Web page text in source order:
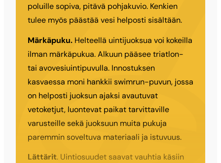
poluille sopiva, pitävä pohjakuvio. Kenkien
tulee myös päästää vesi helposti sisältään.
Märkäpuku. Helteellä uintijuoksua voi kokeilla
ilman märkäpukua. Alkuun pääsee triatlon-
tai avovesiuintipuvulla. Innostuksen
kasvaessa moni hankkii swimrun-puvun, jossa
on helposti juoksun ajaksi avautuvat
vetoketjut, luontevat paikat tarvittaville
varusteille sekä juoksuun muita pukuja
paremmin soveltuva materiaali ja istuvuus.
Lättärit. Uintiosuudet saavat vauhtia käsiin